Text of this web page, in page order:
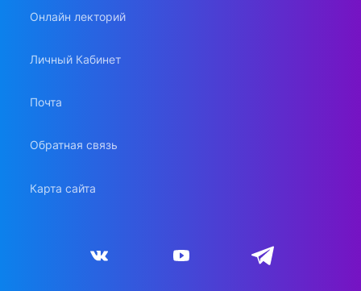
Онлайн лекторий
Личный Кабинет
Почта
Обратная связь
Карта сайта